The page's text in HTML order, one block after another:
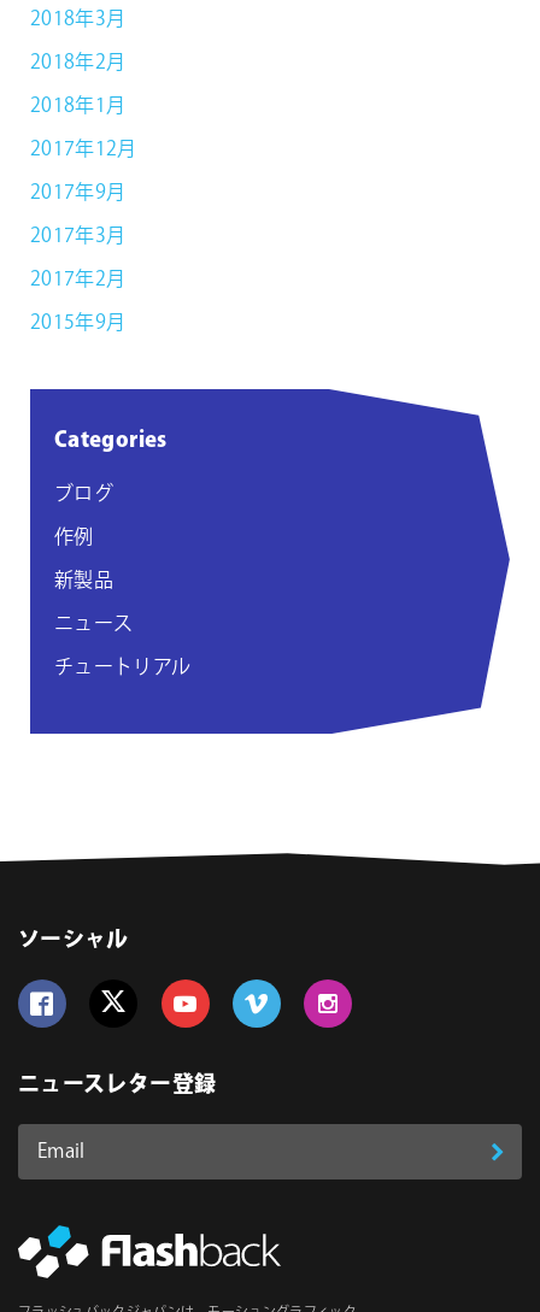
2018年3月
2018年2月
2018年1月
2017年12月
2017年9月
2017年3月
2017年2月
2015年9月
Categories
ブログ
作例
新製品
ニュース
チュートリアル
ソーシャル
ニュースレター登録
Email
ス
登